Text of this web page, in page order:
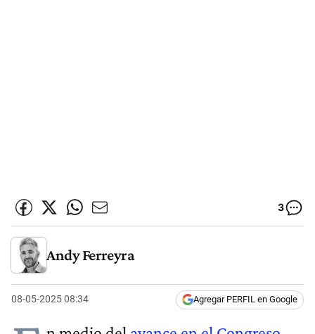
3
Andy Ferreyra
08-05-2025 08:34 Agregar PERFIL en Google